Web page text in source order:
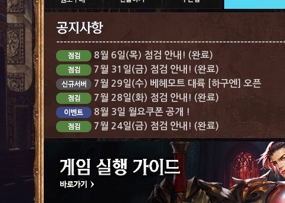
8월 6일(목) 점검 안내! (완료)
7월 31일(금) 점검 안내! (완료)
7월 29일(수) 베헤모트 대륙 [하구엔] 오픈
7월 28일(화) 점검 안내! (완료)
8월 3일 월요쿠폰 공개 !
7월 24일(금) 점검 안내! (완료)